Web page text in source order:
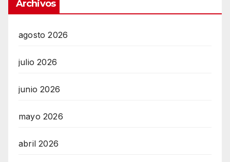
Archivos
agosto 2026
julio 2026
junio 2026
mayo 2026
abril 2026